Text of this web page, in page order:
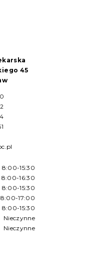
45
8:00-15:30
8:00-16:30
8:00-15:30
8:00-17:00
8:00-15:30
Nieczynne
Nieczynne